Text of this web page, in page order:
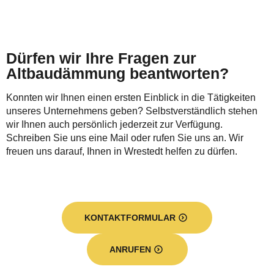
Dürfen wir Ihre Fragen zur
Altbaudämmung beantworten?
Konnten wir Ihnen einen ersten Einblick in die Tätigkeiten
unseres Unternehmens geben? Selbstverständlich stehen
wir Ihnen auch persönlich jederzeit zur Verfügung.
Schreiben Sie uns eine Mail oder rufen Sie uns an. Wir
freuen uns darauf, Ihnen in Wrestedt helfen zu dürfen.
KONTAKTFORMULAR
ANRUFEN